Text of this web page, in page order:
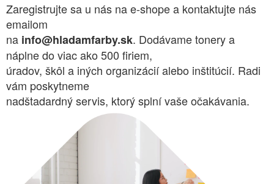
Zaregistrujte sa u nás na e-shope a kontaktujte nás
emailom
na info@hladamfarby.sk. Dodávame tonery a
náplne do viac ako 500 firiem,
úradov, škôl a iných organizácií alebo inštitúcií. Radi
vám poskytneme
nadštadardný servis, ktorý splní vaše očakávania.